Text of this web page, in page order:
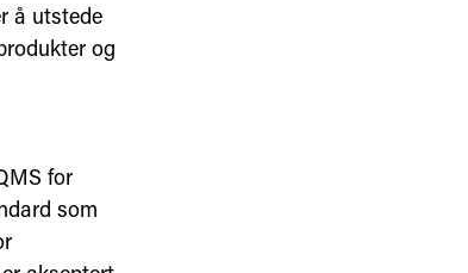
å utstede
og
for
som